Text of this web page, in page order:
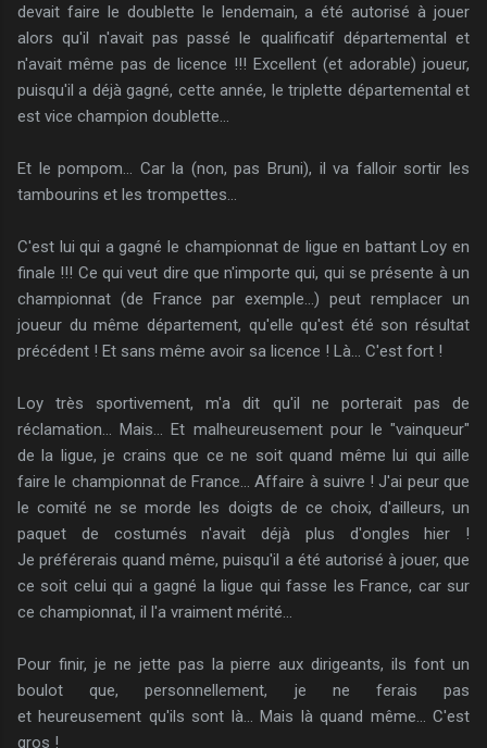
devait faire le doublette le lendemain, a été autorisé à jouer
alors qu'il n'avait pas passé le qualificatif départemental et
n'avait même pas de licence !!! Excellent (et adorable) joueur,
puisqu'il a déjà gagné, cette année, le triplette départemental et
est vice champion doublette...
Et le pompom... Car la (non, pas Bruni), il va falloir sortir les
tambourins et les trompettes...
C'est lui qui a gagné le championnat de ligue en battant Loy en
finale !!! Ce qui veut dire que n'importe qui, qui se présente à un
championnat (de France par exemple...) peut remplacer un
joueur du même département, qu'elle qu'est été son résultat
précédent ! Et sans même avoir sa licence ! Là... C'est fort !
Loy très sportivement, m'a dit qu'il ne porterait pas de
réclamation... Mais... Et malheureusement pour le "vainqueur"
de la ligue, je crains que ce ne soit quand même lui qui aille
faire le championnat de France... Affaire à suivre ! J'ai peur que
le comité ne se morde les doigts de ce choix, d'ailleurs, un
paquet de costumés n'avait déjà plus d'ongles hier !
Je préférerais quand même, puisqu'il a été autorisé à jouer, que
ce soit celui qui a gagné la ligue qui fasse les France, car sur
ce championnat, il l'a vraiment mérité...
Pour finir, je ne jette pas la pierre aux dirigeants, ils font un
boulot que, personnellement, je ne ferais pas
et heureusement qu'ils sont là... Mais là quand même... C'est
gros !